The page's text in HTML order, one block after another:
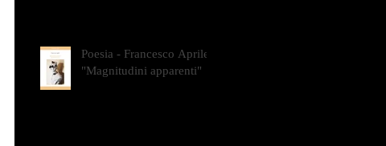
Poesia - Francesco Aprile -
"Magnitudini apparenti"